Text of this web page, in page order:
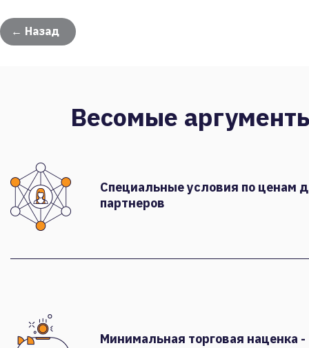
← Назад
Весомые
Специальные условия по ценам
партнеров
Минимальная торговая наценка